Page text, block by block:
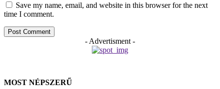
Save my name, email, and website in this browser for the next
time I comment.
- Advertisment -
MOST NÉPSZERŰ